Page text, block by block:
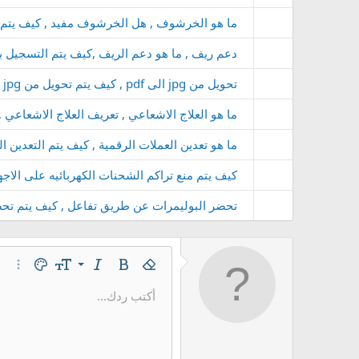
ما هو الخرشوف , هل الخرشوف مفيد , كيف
دعم ريف , ما هو دعم الريف ,كيف يتم التسجيل
تحويل من jpg الى pdf , كيف يتم تحويل من jpg الى pdf , تحويل JPG إلى PDF
ما هو العلاج الاشعاعي , تعريف العلاج
ما هو تعدين العملات الرقمية , كيف يتم التعدين
كيف يتم منع تراكم الشحنات الكهربائيه على
تحضر البوليمرات عن طريق تفاعل , كيف يتم
إزالة التنسيق
غامق مائل حجم الخط
9
10
لون النص
عائلة الخطArial
مشطوبمسطرإدراج خط أفقي
محتوى مخفي
كود
أكتب ردك...